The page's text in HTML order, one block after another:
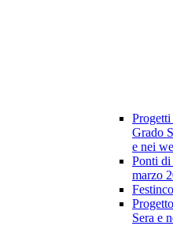
Grado
e nei
Ponti
marzo
Sera e